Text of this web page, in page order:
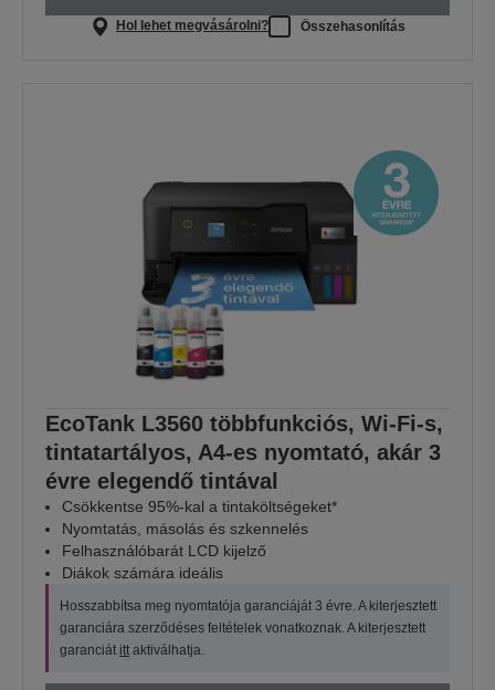
Hol lehet megvásárolni? Összehasonlítás
EcoTank L3560 többfunkciós, Wi-Fi-s,
tintatartályos, A4-es nyomtató, akár 3
évre elegendő tintával
Csökkentse 95%-kal a tintaköltségeket*
Nyomtatás, másolás és szkennelés
Felhasználóbarát LCD kijelző
Diákok számára ideális
Hosszabbítsa meg nyomtatója garanciáját 3 évre. A kiterjesztett
garanciára szerződéses feltételek vonatkoznak. A kiterjesztett
garanciát itt aktiválhatja.